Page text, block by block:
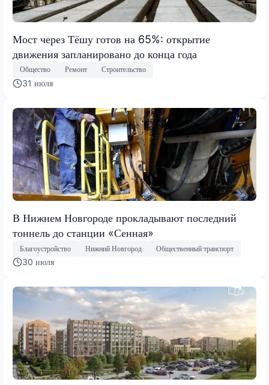
Мост через Тёшу готов на 65%: открытие
движения запланировано до конца года
Общество Ремонт Строительство
31 июля
В Нижнем Новгороде прокладывают последний
тоннель до станции «Сенная»
Благоустройство Нижний Новгород Общественный транспорт
30 июля